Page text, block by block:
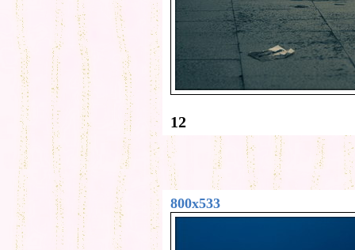
12
800x533